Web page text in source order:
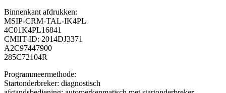
Binnenkant afdrukken:
MSIP-CRM-TAL-IK4PL
4C01K4PL16841
CMIIT-ID: 2014DJ3371
A2C97447900
285C72104R
Programmeermethode:
Startonderbreker: diagnostisch